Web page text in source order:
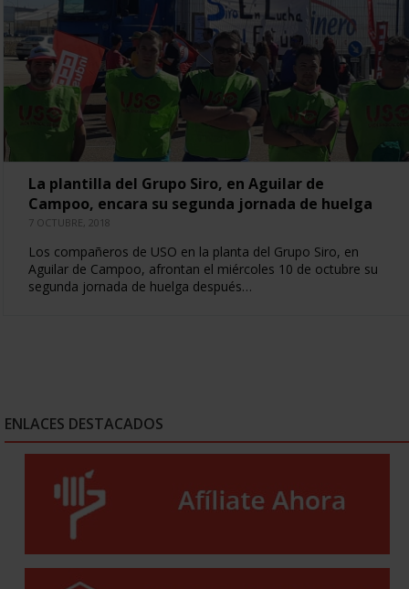
La plantilla del Grupo Siro, en Aguilar de
Campoo, encara su segunda jornada de huelga
7 OCTUBRE, 2018
Los compañeros de USO en la planta del Grupo Siro, en
Aguilar de Campoo, afrontan el miércoles 10 de octubre su
segunda jornada de huelga después…
ENLACES DESTACADOS